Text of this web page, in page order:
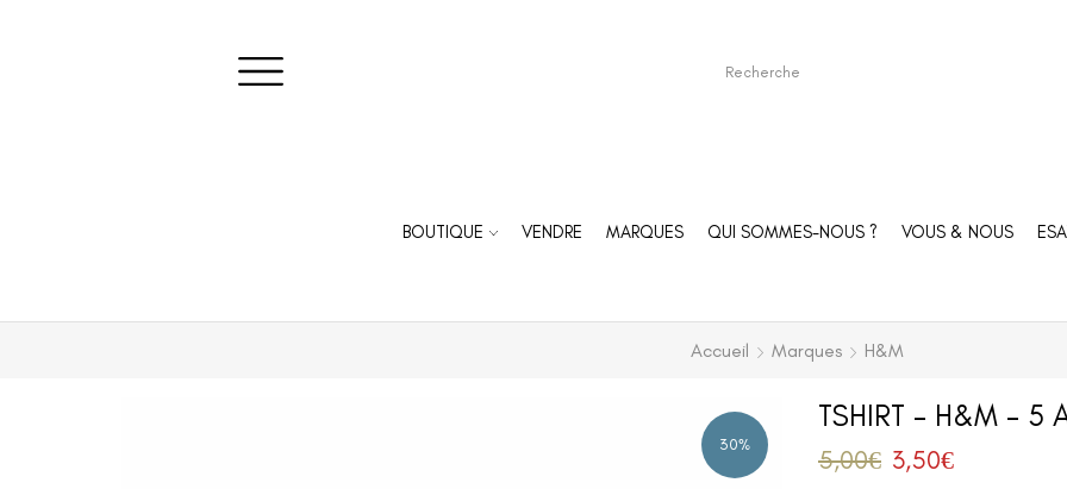
BOUTIQUE VENDRE MARQUES QUI SOMMES-NOUS ? VOUS & NOUS
Accueil Marques H&M
30%
TSHIRT – H&M – 5
5,00€ 3,50€